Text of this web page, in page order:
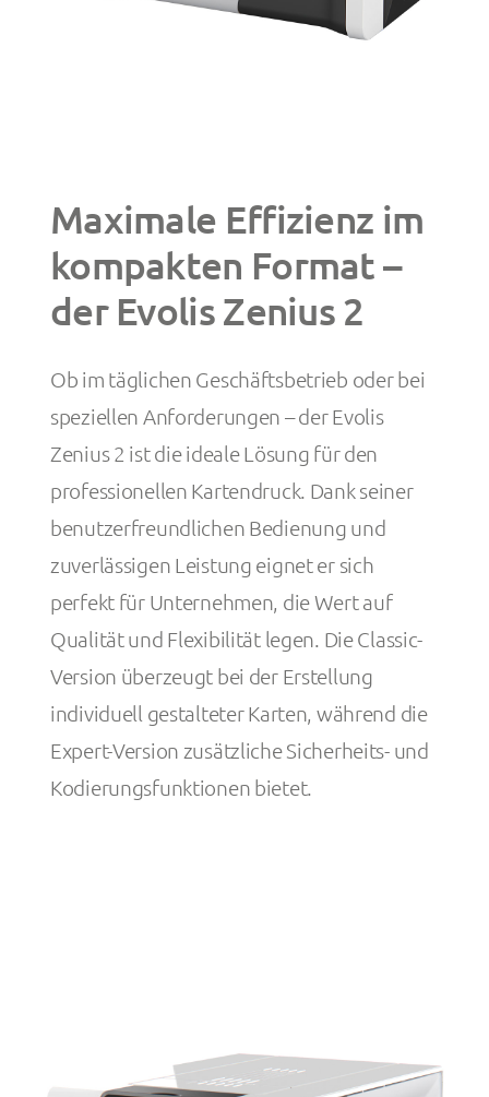
Maximale Effizienz im
kompakten Format –
der Evolis Zenius 2
Ob im täglichen Geschäftsbetrieb oder bei
speziellen Anforderungen – der Evolis
Zenius 2 ist die ideale Lösung für den
professionellen Kartendruck. Dank seiner
benutzerfreundlichen Bedienung und
zuverlässigen Leistung eignet er sich
perfekt für Unternehmen, die Wert auf
Qualität und Flexibilität legen. Die Classic-
Version überzeugt bei der Erstellung
individuell gestalteter Karten, während die
Expert-Version zusätzliche Sicherheits- und
Kodierungsfunktionen bietet.